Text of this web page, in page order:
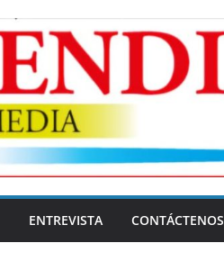
ENTREVISTA CONTÁCTENOS